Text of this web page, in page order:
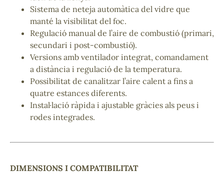
Sistema de neteja automàtica del vidre que
manté la visibilitat del foc.
Regulació manual de l’aire de combustió (primari,
secundari i post-combustió).
Versions amb ventilador integrat, comandament
a distància i regulació de la temperatura.
Possibilitat de canalitzar l’aire calent a fins a
quatre estances diferents.
Instal·lació ràpida i ajustable gràcies als peus i
rodes integrades.
DIMENSIONS I COMPATIBILITAT